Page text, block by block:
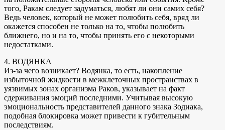
того, Ракам следует задуматься, любят ли они самих себя?
Ведь человек, который не может полюбить себя, вряд ли
окажется способен не только на то, чтобы полюбить
ближнего, но и на то, чтобы принять его с некоторыми
недостатками.
4. ВОДЯНКА
Из-за чего возникает? Водянка, то есть, накопление
избыточной жидкости в межклеточных пространствах в
уязвимых зонах организма Раков, указывает на факт
сдерживания эмоций последними. Учитывая высокую
эмоциональность представителей данного знака Зодиака,
подобная блокировка может привести к губительным
последствиям.